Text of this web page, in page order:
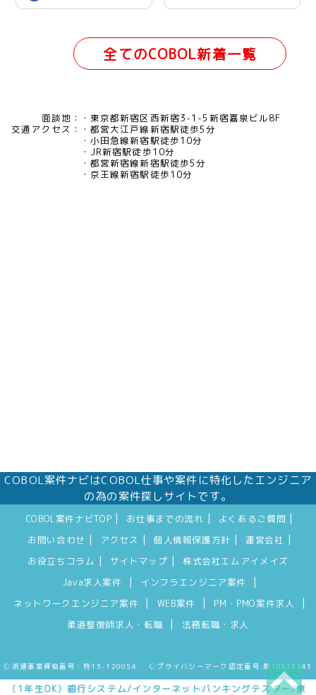
（1年生OK）銀行システム/インターネットバンキングテスター/東
本橋（リモート併用）
全てのCOBOL新着一覧
面談地：
東京都新宿区西新宿3-1-5新宿嘉泉ビル8F
交通アクセス：
都営大江戸線新宿駅徒歩5分
小田急線新宿駅徒歩10分
JR新宿駅徒歩10分
都営新宿線新宿駅徒歩5分
京王線新宿駅徒歩10分
COBOL案件ナビはCOBOL仕事や案件に特化したエンジニア
の為の案件探しサイトです。
COBOL案件ナビTOP お仕事までの流れ よくあるご質問
お問い合わせ アクセス 個人情報保護方針 運営会社
お役立ちコラム サイトマップ
株式会社エムアイメイズ
Java求人案件
インフラエンジニア案件
ネットワークエンジニア案件 WEB案件 PM・PMO案件求人
柔道整復師求人・転職 法務転職・求人
◇派遣事業資格番号：特13-120054 ◇プライバシーマーク認定番号:第10823243